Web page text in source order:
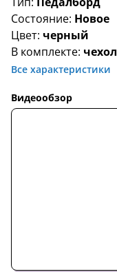
Состояние: Новое
Цвет: черный
В комплекте: чехол
Все характеристики
Видеообзор